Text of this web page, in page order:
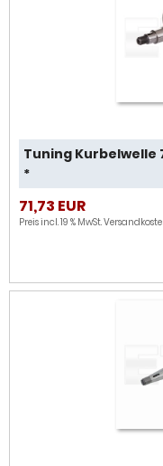
Tuning Kurbelwelle
*
71,73 EUR
Preis incl. 19 % MwSt.